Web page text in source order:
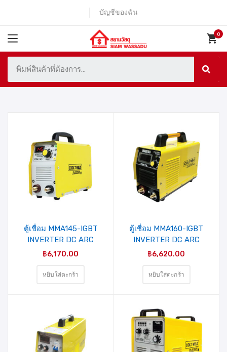
บัญชีของฉัน
ตู้เชื่อม MMA145-IGBT
INVERTER DC ARC
WELDING-IGBT-145
PLATINUM)
฿6,170.00
หยิบใส่ตะกร้า
ตู้เชื่อม MMA160-IGBT
INVERTER DC ARC
WELDING-IGBT-160
PLATINUM) 2PCB
฿6,620.00
หยิบใส่ตะกร้า